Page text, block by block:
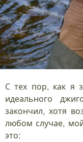
С тех пор, как я
идеального
закончил, хотя
любом случае,
это: